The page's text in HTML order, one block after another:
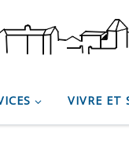
VIVRE ET